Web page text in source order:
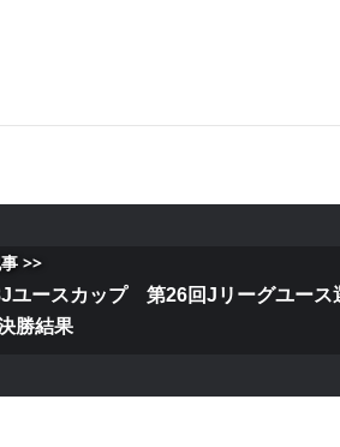
>>
ユースカップ 第26回Jリーグユース
勝結果